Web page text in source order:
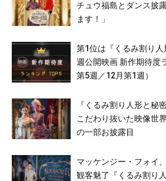
チュウ福島とダンス披
ます！」
第1位は『くるみ割り
週公開映画 新作期待度
第5週／12月第1週）
『くるみ割り人形と秘
こだわり抜いた映像世
の一部お披露目
マッケンジー・フォイ
観客魅了『くるみ割り